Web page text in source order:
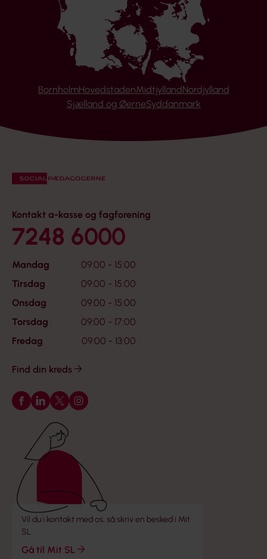
BornholmHovedstadenMidtjyllandNordjylland
Sjælland og ØerneSyddanmark
Kontakt a-kasse og fagforening
7248 6000
Mandag
09:00 - 15:00
Tirsdag
09:00 - 15:00
Onsdag
09:00 - 15:00
Torsdag
09:00 - 17:00
Fredag
09:00 - 13:00
Find din kreds
Følg os på Facebook
Følg os på LinkedIn
Følg os på X
Følg os på Instagram
Vil du i kontakt med os, så skriv en besked i Mit
SL.
Gå til Mit SL